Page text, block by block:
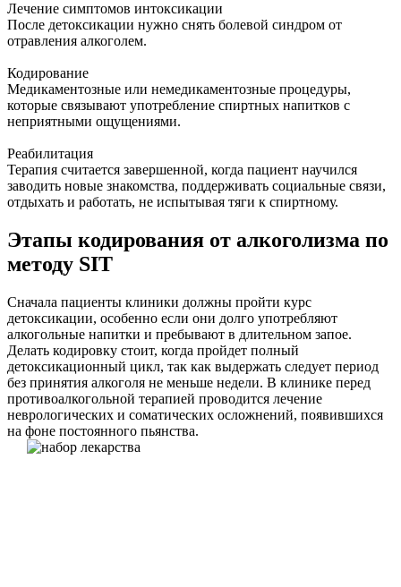
Лечение симптомов интоксикации
После детоксикации нужно снять болевой синдром от
отравления алкоголем.
Кодирование
Медикаментозные или немедикаментозные процедуры,
которые связывают употребление спиртных напитков с
неприятными ощущениями.
Реабилитация
Терапия считается завершенной, когда пациент научился
заводить новые знакомства, поддерживать социальные связи,
отдыхать и работать, не испытывая тяги к спиртному.
Этапы кодирования от алкоголизма по
методу SIT
Сначала пациенты клиники должны пройти курс
детоксикации, особенно если они долго употребляют
алкогольные напитки и пребывают в длительном запое.
Делать кодировку стоит, когда пройдет полный
детоксикационный цикл, так как выдержать следует период
без принятия алкоголя не меньше недели. В клинике перед
противоалкогольной терапией проводится лечение
неврологических и соматических осложнений, появившихся
на фоне постоянного пьянства.